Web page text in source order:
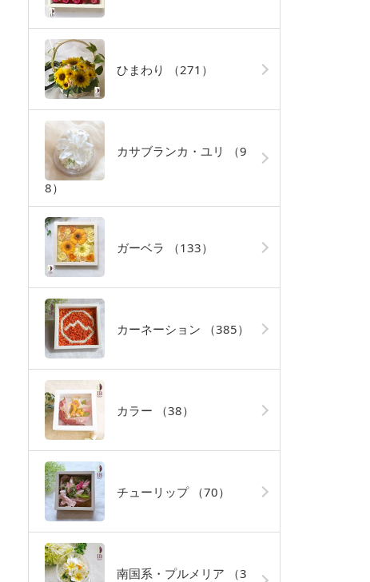
ひまわり （271）
カサブランカ・ユリ （9
8）
ガーベラ （133）
カーネーション （385）
カラー （38）
チューリップ （70）
南国系・プルメリア （3